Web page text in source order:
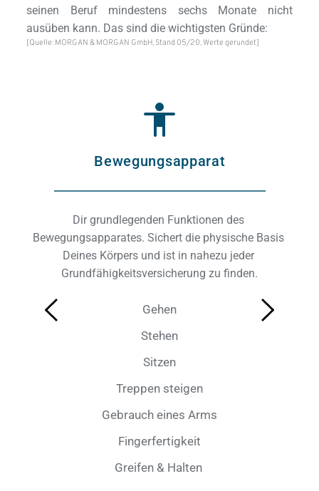
seinen Beruf mindestens sechs Monate nicht
ausüben kann. Das sind die wichtigsten Gründe:
[Quelle: MORGAN & MORGAN GmbH, Stand 05/20, Werte gerundet]
Bewegungsapparat
Dir grundlegenden Funktionen des
Bewegungsapparates. Sichert die physische Basis
Deines Körpers und ist in nahezu jeder
Grundfähigkeitsversicherung zu finden.
Gehen
Stehen
Sitzen
Treppen steigen
Gebrauch eines Arms
Fingerfertigkeit
Greifen & Halten